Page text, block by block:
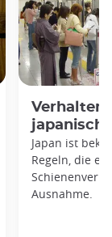
Japan ist
Regeln, die
Ausnahme.